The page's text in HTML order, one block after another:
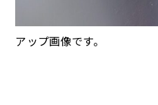
アップ画像です。